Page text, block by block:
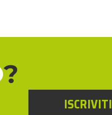
?
ISCRIVITI